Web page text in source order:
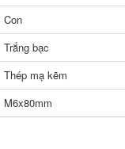
Con
Trắng bạc
Thép mạ kẽm
M6x80mm